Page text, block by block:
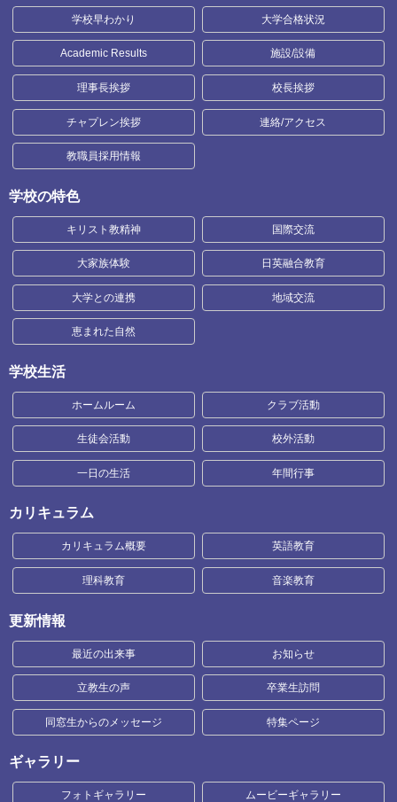
学校早わかり 大学合格状況
Academic Results 施設/設備
理事長挨拶 校長挨拶
チャプレン挨拶 連絡/アクセス
教職員採用情報
学校の特色
キリスト教精神 国際交流
大家族体験 日英融合教育
大学との連携 地域交流
恵まれた自然
学校生活
ホームルーム クラブ活動
生徒会活動 校外活動
一日の生活 年間行事
カリキュラム
カリキュラム概要 英語教育
理科教育 音楽教育
更新情報
最近の出来事 お知らせ
立教生の声 卒業生訪問
同窓生からのメッセージ 特集ページ
ギャラリー
フォトギャラリー ムービーギャラリー